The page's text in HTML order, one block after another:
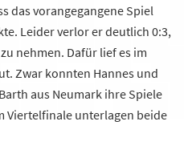
das vorangegangene Spiel
Leider verlor er deutlich 0:3,
nehmen. Dafür lief es im
Zwar konnten Hannes und
aus Neumark ihre Spiele
Viertelfinale unterlagen beide